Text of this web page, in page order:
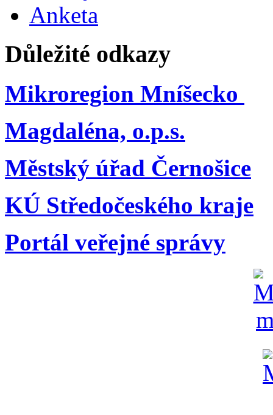
Anketa
Důležité odkazy
Mikroregion Mníšecko
Magdaléna, o.p.s.
Městský úřad Černošice
KÚ Středočeského kraje
Portál veřejné správy